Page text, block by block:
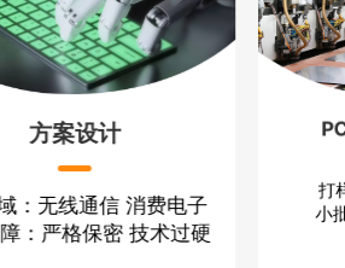
方案设计
：无线通信 消费电子
：严格保密 技术过硬
打
小